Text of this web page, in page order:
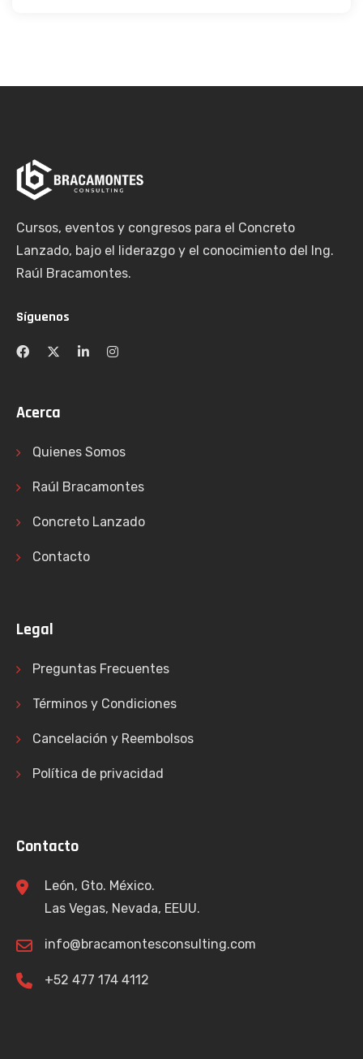
Cursos, eventos y congresos para el Concreto
Lanzado, bajo el liderazgo y el conocimiento del Ing.
Raúl Bracamontes.
Síguenos
Acerca
Quienes Somos
Raúl Bracamontes
Concreto Lanzado
Contacto
Legal
Preguntas Frecuentes
Términos y Condiciones
Cancelación y Reembolsos
Política de privacidad
Contacto
León, Gto. México.
Las Vegas, Nevada, EEUU.
info@bracamontesconsulting.com
+52 477 174 4112